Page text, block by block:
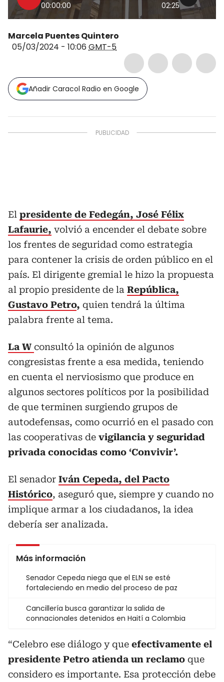
00:00:00 02:25
Marcela Puentes Quintero
05/03/2024 - 10:06 GMT-5
Añadir Caracol Radio en Google
El presidente de Fedegán, José Félix
Lafaurie, volvió a encender el debate sobre
los frentes de seguridad como estrategia
para contener la crisis de orden público en el
país. El dirigente gremial le hizo la propuesta
al propio presidente de la República,
Gustavo Petro, quien tendrá la última
palabra frente al tema.
La W consultó la opinión de algunos
congresistas frente a esa medida, teniendo
en cuenta el nerviosismo que produce en
algunos sectores políticos por la posibilidad
de que terminen surgiendo grupos de
autodefensas, como ocurrió en el pasado con
las cooperativas de vigilancia y seguridad
privada conocidas como ‘Convivir’.
El senador Iván Cepeda, del Pacto
Histórico, aseguró que, siempre y cuando no
implique armar a los ciudadanos, la idea
debería ser analizada.
Más información
Senador Cepeda niega que el ELN se esté
fortaleciendo en medio del proceso de paz
Cancillería busca garantizar la salida de
connacionales detenidos en Haití a Colombia
“Celebro ese diálogo y que efectivamente el
presidente Petro atienda un reclamo que
considero es importante. Esa protección debe